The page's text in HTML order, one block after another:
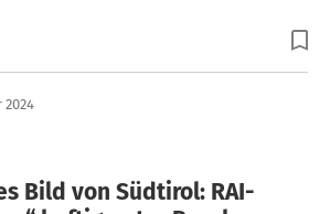
2024
Bild von Südtirol: RAI-